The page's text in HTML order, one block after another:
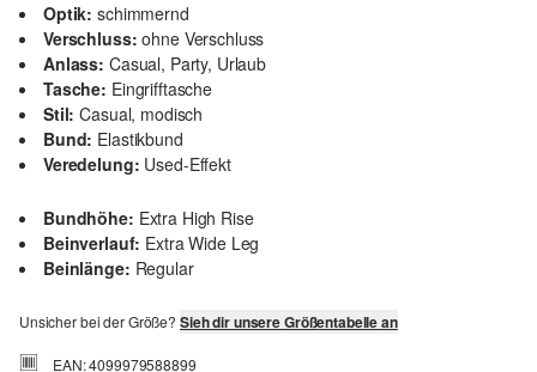
Optik: schimmernd
Verschluss: ohne Verschluss
Anlass: Casual, Party, Urlaub
Tasche: Eingrifftasche
Stil: Casual, modisch
Bund: Elastikbund
Veredelung: Used-Effekt
Bundhöhe: Extra High Rise
Beinverlauf: Extra Wide Leg
Beinlänge: Regular
Unsicher bei der Größe? Sieh dir unsere Größentabelle an
EAN: 4099979588899